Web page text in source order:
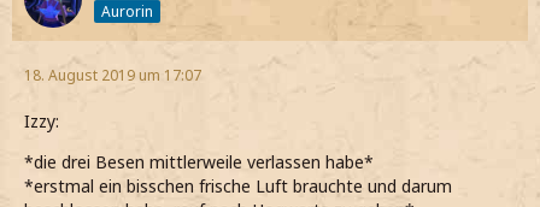
Aurorin
18. August 2019 um 17:07
Izzy:
*die drei Besen mittlerweile verlassen habe*
*erstmal ein bisschen frische Luft brauchte und darum